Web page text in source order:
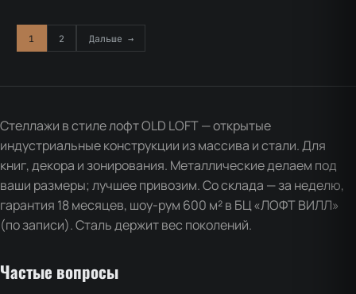
1 2 Дальше →
Стеллажи в стиле лофт OLD LOFT — открытые
индустриальные конструкции из массива и стали. Для
книг, декора и зонирования. Металлические делаем под
ваши размеры; лучшее привозим. Со склада — за неделю,
гарантия 18 месяцев, шоу-рум 600 м² в БЦ «ЛОФТ ВИЛЛ»
(по записи). Сталь держит вес поколений.
Частые вопросы